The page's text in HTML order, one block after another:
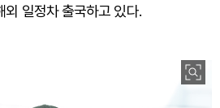
일정차 출국하고 있다.